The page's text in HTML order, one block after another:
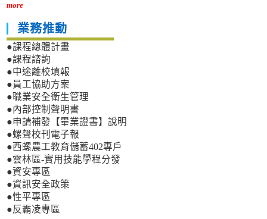
more
業務推動
●課程總體計畫
●課程諮詢
●中途離校填報
●員工協助方案
●職業安全衛生管理
●內部控制聲明書
●申請補發【畢業證書】說明
●螺聲校刊電子報
●西螺農工教育儲蓄402專戶
●雲林區-實用技能學程分發
●資安專區
●資訊安全政策
●性平專區
●反霸凌專區